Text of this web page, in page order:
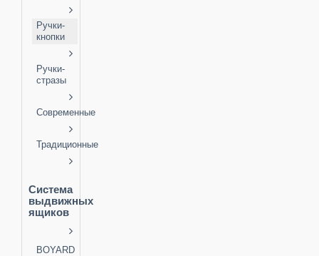
Ручки-
кнопки
Ручки-
стразы
Современные
Традиционные
Система
выдвижных
ящиков
BOYARD